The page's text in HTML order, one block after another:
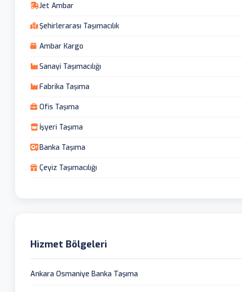
Jet Ambar
Şehirlerarası Taşımacılık
Ambar Kargo
Sanayi Taşımacılığı
Fabrika Taşıma
Ofis Taşıma
İşyeri Taşıma
Banka Taşıma
Çeyiz Taşımacılığı
Hizmet Bölgeleri
Ankara Osmaniye Banka Taşıma